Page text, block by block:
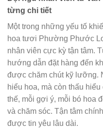
từng chi tiết
Một trong những yếu tố
hoa tươi Phường Phước
nhân viên cực kỳ tận tâm.
hướng dẫn đặt hàng đến
được chăm chút kỹ lưỡng.
hiểu hoa, mà còn thấu
thế, mỗi gợi ý, mỗi bó hoa
và chăm sóc. Tận tâm
được tin yêu lâu dài.